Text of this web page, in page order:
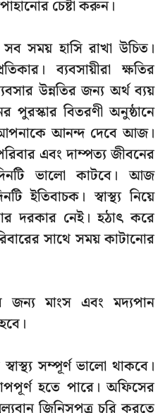
চেষ্টা করুন।
সময় হাসি রাখা উচিত।
ব্যবসায়ীরা ক্ষতির
উন্নতির জন্য অর্থ ব্যয়
পুরস্কার বিতরণী অনুষ্ঠানে
আনন্দ দেবে আজ।
এবং দাম্পত্য জীবনের
ভালো কাটবে। আজ
ইতিবাচক। স্বাস্থ্য নিয়ে
দরকার নেই। হঠাৎ করে
সাথে সময় কাটানোর
জন্য মাংস এবং মদ্যপান
সম্পূর্ণ ভালো থাকবে।
হতে পারে। অফিসের